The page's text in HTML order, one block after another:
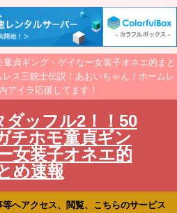
貞ギング・ゲイなー女装子オネエ的まと
ス三銃士伝説！あおいちゃん！ホームレ
アイラ応援してます！
ダッフル2！！50
チホモ童貞ギン
女装子オネエ的
め速報
へアクセス、閲覧、こちらのサービス